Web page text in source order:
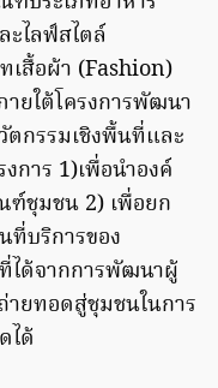
ไลฟ์สไตล์
สื้อผ้า (Fashion)
ยใต้โครงการพัฒนา
ตกรรมเชิงพื้นที่และ
การ 1)เพื่อนำองค์
ชุมชน 2) เพื่อยก
ที่บริการของ
ได้จากการพัฒนาผู้
ยทอดสู่ชุมชนในการ
ได้